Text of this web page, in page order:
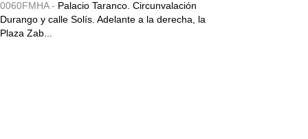
0060FMHA - Palacio Taranco. Circunvalación
Durango y calle Solís. Adelante a la derecha, la
Plaza Zab...